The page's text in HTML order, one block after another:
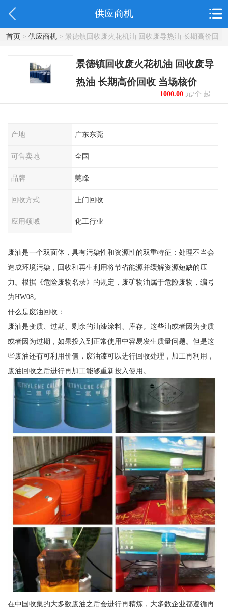
供应商机
首页> 供应商机> 景德镇回收废火花机油 回收废导热油 长期高价回
收 当场核价
景德镇回收废火花机油 回收废导
热油 长期高价回收 当场核价
1000.00元/个 起
产地 广东东莞
可售卖地 全国
品牌 莞峰
回收方式 上门回收
应用领域 化工行业
废油是一个双面体，具有污染性和资源性的双重特征：处理不当会
造成环境污染，回收和再生利用将节省能源并缓解资源短缺的压
力。根据《危险废物名录》的规定，废矿物油属于危险废物，编号
为HW08。
什么是废油回收：
废油是变质、过期、剩余的油漆涂料、库存。这些油或者因为变质
或者因为过期，如果投入到正常使用中容易发生质量问题。但是这
些废油还有可利用价值，废油漆可以进行回收处理，加工再利用，
废油回收之后进行再加工能够重新投入使用。
在中国收集的大多数废油之后会进行再精炼，大多数企业都遵循再